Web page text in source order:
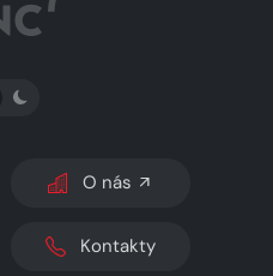
PŘEPNOUT SVĚTLÝ/TMAVÝ REŽIM
O nás
Kontakty